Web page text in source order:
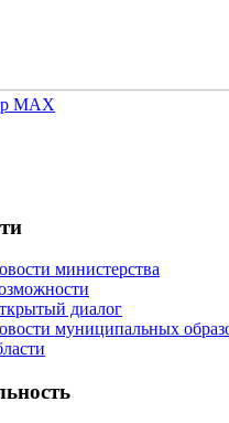
министерства
диалог
муниципальных